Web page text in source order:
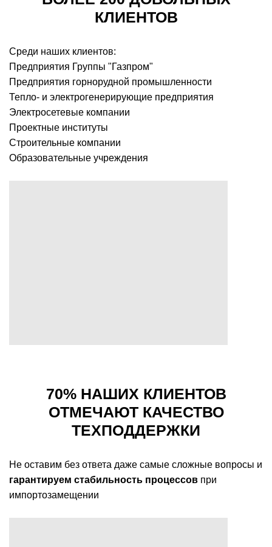
КЛИЕНТОВ
Среди наших клиентов:
Предприятия Группы "Газпром"
Предприятия горнорудной промышленности
Тепло- и электрогенерирующие предприятия
Электросетевые компании
Проектные институты
Строительные компании
Образовательные учреждения
70% НАШИХ КЛИЕНТОВ
ОТМЕЧАЮТ КАЧЕСТВО
ТЕХПОДДЕРЖКИ
Не оставим без ответа даже самые сложные вопросы и
гарантируем стабильность процессов при
импортозамещении